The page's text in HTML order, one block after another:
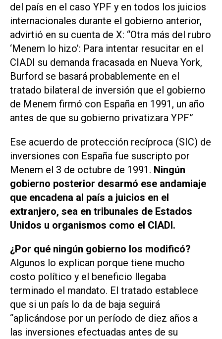
del país en el caso YPF y en todos los juicios
internacionales durante el gobierno anterior,
advirtió en su cuenta de X: “Otra más del rubro
‘Menem lo hizo’: Para intentar resucitar en el
CIADI su demanda fracasada en Nueva York,
Burford se basará probablemente en el
tratado bilateral de inversión que el gobierno
de Menem firmó con España en 1991, un año
antes de que su gobierno privatizara YPF”
Ese acuerdo de protección recíproca (SIC) de
inversiones con España fue suscripto por
Menem el 3 de octubre de 1991. Ningún
gobierno posterior desarmó ese andamiaje
que encadena al país a juicios en el
extranjero, sea en tribunales de Estados
Unidos u organismos como el CIADI.
¿Por qué ningún gobierno los modificó?
Algunos lo explican porque tiene mucho
costo político y el beneficio llegaba
terminado el mandato. El tratado establece
que si un país lo da de baja seguirá
“aplicándose por un período de diez años a
las inversiones efectuadas antes de su